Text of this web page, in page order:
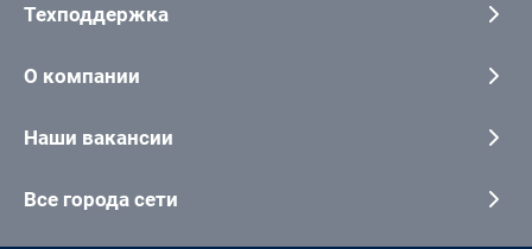
Техподдержка
О компании
Наши вакансии
Все города сети